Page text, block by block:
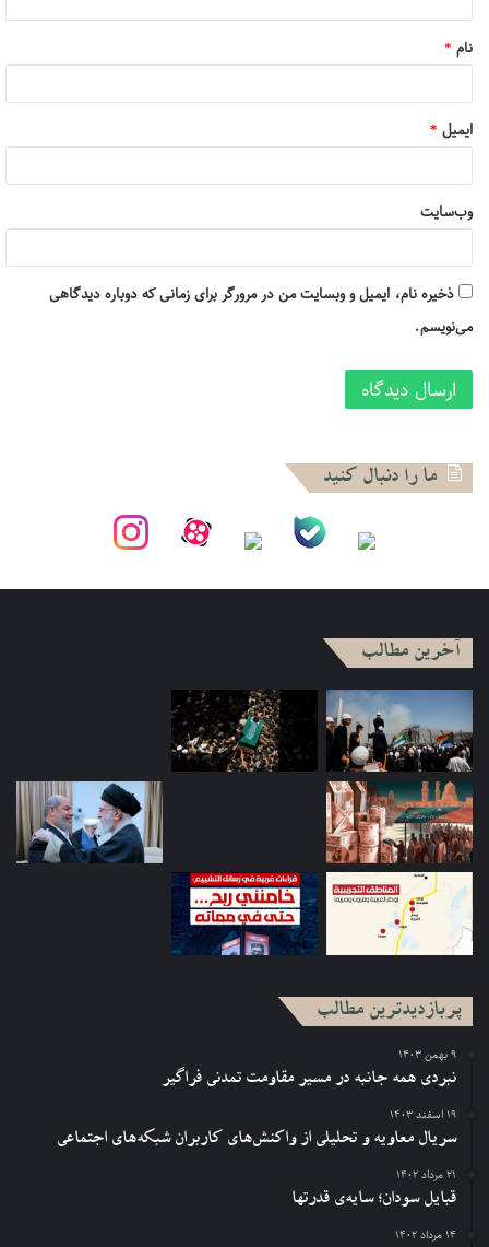
*
نام *
ایمیل *
وب‌سایت
ذخیره نام، ایمیل و وبسایت من در مرورگر برای زمانی که دوباره دیدگاهی
می‌نویسم.
ما را دنبال کنید
آخرین مطالب
پربازدیدترین مطالب
۹ بهمن ۱۴۰۳
نبردی همه جانبه در مسیر مقاومت تمدنی فراگیر
۱۹ اسفند ۱۴۰۳
سریال معاویه و تحلیلی از واکنش‌های کاربران شبکه‌های اجتماعی
۲۱ مرداد ۱۴۰۲
قبایل سودان؛ سایه‌ی قدرتها
۱۴ مرداد ۱۴۰۲